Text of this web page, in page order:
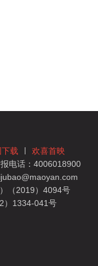
下载
欢喜首映
电话：4006018900
（2019）4094号
）1334-041号